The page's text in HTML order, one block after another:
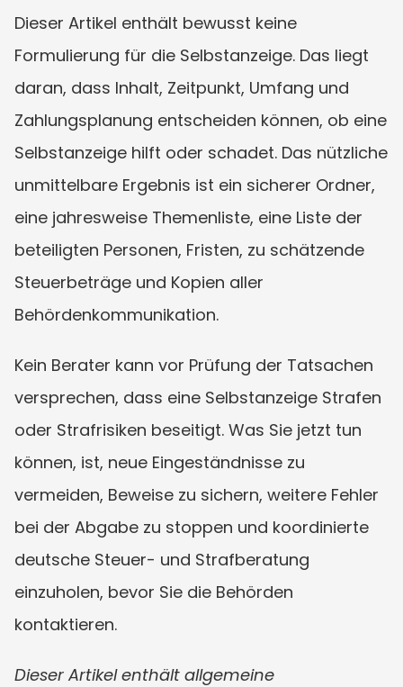
Dieser Artikel enthält bewusst keine
Formulierung für die Selbstanzeige. Das liegt
daran, dass Inhalt, Zeitpunkt, Umfang und
Zahlungsplanung entscheiden können, ob eine
Selbstanzeige hilft oder schadet. Das nützliche
unmittelbare Ergebnis ist ein sicherer Ordner,
eine jahresweise Themenliste, eine Liste der
beteiligten Personen, Fristen, zu schätzende
Steuerbeträge und Kopien aller
Behördenkommunikation.
Kein Berater kann vor Prüfung der Tatsachen
versprechen, dass eine Selbstanzeige Strafen
oder Strafrisiken beseitigt. Was Sie jetzt tun
können, ist, neue Eingeständnisse zu
vermeiden, Beweise zu sichern, weitere Fehler
bei der Abgabe zu stoppen und koordinierte
deutsche Steuer- und Strafberatung
einzuholen, bevor Sie die Behörden
kontaktieren.
Dieser Artikel enthält allgemeine